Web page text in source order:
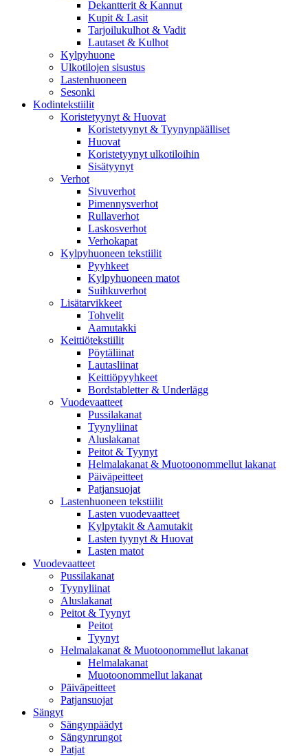
Dekantterit & Kannut
Kupit & Lasit
Tarjoilukulhot & Vadit
Lautaset & Kulhot
Kylpyhuone
Ulkotilojen sisustus
Lastenhuoneen
Sesonki
Kodintekstiilit
Koristetyynyt & Huovat
Koristetyynyt & Tyynynpäälliset
Huovat
Koristetyynyt ulkotiloihin
Sisätyynyt
Verhot
Sivuverhot
Pimennysverhot
Rullaverhot
Laskosverhot
Verhokapat
Kylpyhuoneen tekstiilit
Pyyhkeet
Kylpyhuoneen matot
Suihkuverhot
Lisätarvikkeet
Tohvelit
Aamutakki
Keittiötekstiilit
Pöytäliinat
Lautasliinat
Keittiöpyyhkeet
Bordstabletter & Underlägg
Vuodevaatteet
Pussilakanat
Tyynyliinat
Aluslakanat
Peitot & Tyynyt
Helmalakanat & Muotoonommellut lakanat
Päiväpeitteet
Patjansuojat
Lastenhuoneen tekstiilit
Lasten vuodevaatteet
Kylpytakit & Aamutakit
Lasten tyynyt & Huovat
Lasten matot
Vuodevaatteet
Pussilakanat
Tyynyliinat
Aluslakanat
Peitot & Tyynyt
Peitot
Tyynyt
Helmalakanat & Muotoonommellut lakanat
Helmalakanat
Muotoonommellut lakanat
Päiväpeitteet
Patjansuojat
Sängyt
Sängynpäädyt
Sängynrungot
Patjat